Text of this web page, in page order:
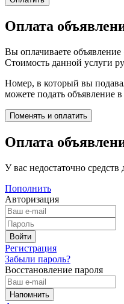
Оплата
Вы оплачиваете объявление
Стоимость данной услуги
Номер, в который вы
можете подать объявление в
Оплата
У вас недостаточно
Пополнить
Авторизация
Регистрация
Забыли пароль?
Восстановление пароля